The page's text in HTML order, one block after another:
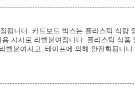
됩니다. 카드보드 박스는 플라스틱 식량
지시로 라벨붙여집니다. 플라스틱 식품
벨붙여지고, 테이프에 의해 안전화됩니다.